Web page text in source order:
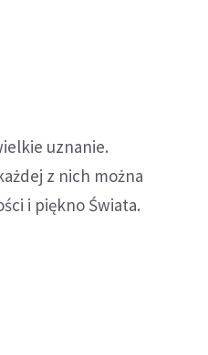
uznanie.
z nich można
i piękno Świata.